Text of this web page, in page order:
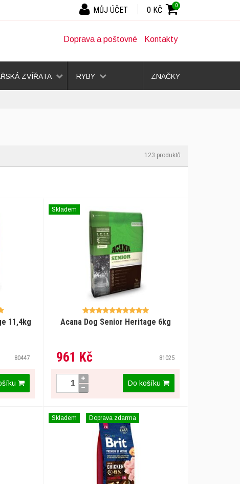
Doprava a poštovné Kontakty
11,4kg
80447
Acana Dog Senior Heritage 6kg
961 Kč 81025
Skladem
Do košíku
Skladem Doprava zdarma
ZVÍŘATA RYBY ZNAČKY
0 KČ 0
MŮJ ÚČET